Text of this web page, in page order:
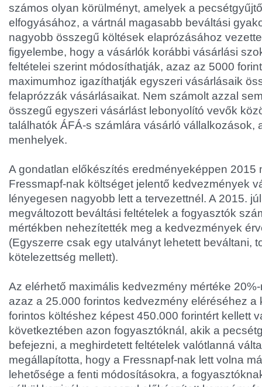
számos olyan körülményt, amelyek a
elfogyásához, a vártnál magasabb beváltási
nagyobb összegű költések elaprózásához
figyelembe, hogy a vásárlók korábbi vásárlási
feltételei szerint módosíthatják, azaz az 5000
maximumhoz igazíthatják egyszeri vásárlásaik
felaprózzák vásárlásaikat. Nem számolt azzal
összegű egyszeri vásárlást lebonyolító vevők
találhatók ÁFÁ-s számlára vásárló vállalkozások,
menhelyek.
A gondatlan előkészítés eredményeképpen 2015
Fressmapf-nak költséget jelentő kedvezmények
lényegesen nagyobb lett a tervezettnél. A 2015.
megváltozott beváltási feltételek a fogyasztók
mértékben nehezítették meg a kedvezmények
(Egyszerre csak egy utalványt lehetett beváltani,
kötelezettség mellett).
Az elérhető maximális kedvezmény mértéke
azaz a 25.000 forintos kedvezmény eléréséhez a
forintos költéshez képest 450.000 forintért kellett
következtében azon fogyasztóknál, akik a
befejezni, a meghirdetett feltételek valótlanná
megállapította, hogy a Fressnapf-nak lett volna
lehetősége a fenti módosításokra, a